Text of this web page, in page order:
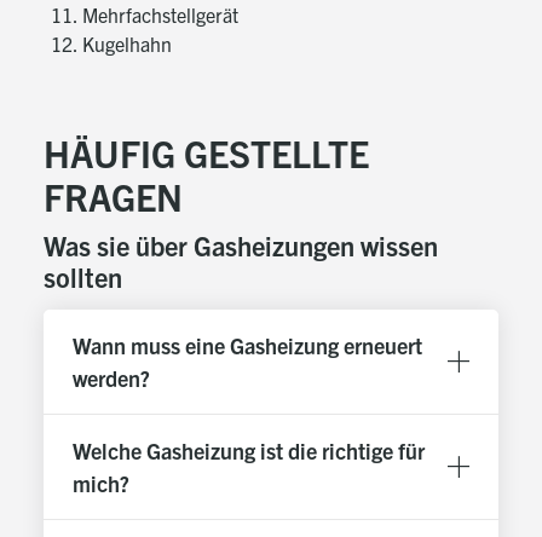
Mehrfachstellgerät
Kugelhahn
HÄUFIG GESTELLTE
FRAGEN
Was sie über Gasheizungen wissen
sollten
Wann muss eine Gasheizung erneuert
werden?
Welche Gasheizung ist die richtige für
mich?